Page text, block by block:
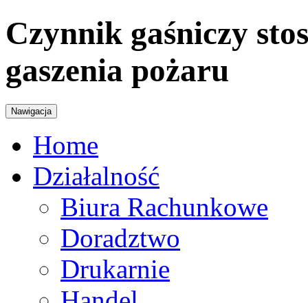
Czynnik gaśniczy
gaszenia pożaru
Nawigacja
Home
Działalność
Biura Rachunkowe
Doradztwo
Drukarnie